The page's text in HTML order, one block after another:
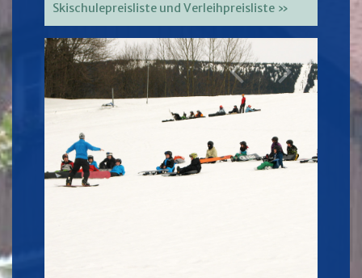
Skischulepreisliste und Verleihpreisliste »